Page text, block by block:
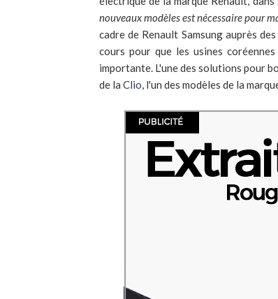
nouveaux modèles est nécessaire pour
cadre de Renault Samsung auprès
cours pour que les usines
importante. L'une des solutions pour
de la Clio, l'un des modèles de la